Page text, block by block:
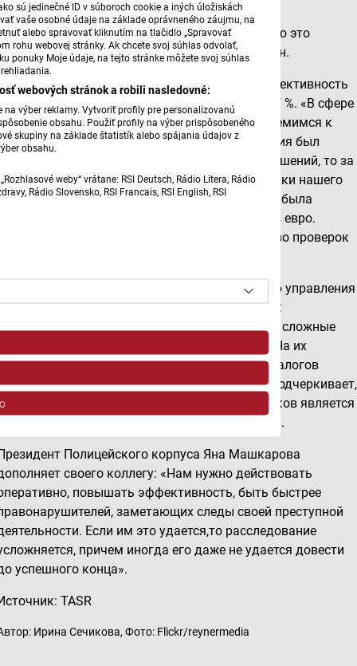
sú jedinečné ID v súboroch cookie a iných úložiskách
vaše osobné údaje na základe oprávneného záujmu, na
alebo spravovať kliknutím na tlačidlo „Spravovať
rohu webovej stránky. Ak chcete svoj súhlas odvolať,
ponuky Moje údaje, na tejto stránke môžete svoj súhlas
webových stránok a robili nasledovné:
výber reklamy. Vytvoriť profily pre personalizovanú
obsahu. Použiť profily na výber prispôsobeného
skupiny na základe štatistík alebo spájania údajov z
obsahu.
weby“ vrátane: RSI Deutsch, Rádio Litera, Rádio
Rádio Slovensko, RSI Francais, RSI English, RSI
z rôznych zdrojov
экспертных групп: «Мы повышаем
обмена информацией, особенно это
своевременного обмена», - добавил он.
Финуправления также сообщил, что эффективность
налоговых проверок за 2026 год составляет 87 %. «В сфере
этот показатель превышает 92 %. Мы стремимся к
чтобы дальнейший процесс расследования был
успешным. Что касается уже выявленных нарушений, то за
четыре месяца текущего года сотрудники нашего
провели 59 проверок, в результате была
обнаружена недостача в объеме 54 миллионов евро.
Необходимо также подчеркнуть, что количество проверок
На сегодняшний день сотрудники Финансового управления
около 30 физических лиц, граждан СР,
от уплаты налогов и создавших сложные
схемы в области налогового мошенничества. На их
счету находится невыплаченных налогов
на 80 миллионов евро. Йозеф Кисс подчеркивает,
именно выявление злостных неплательщиков является
главной задачей программы «Налоговый щит».
Полицейского корпуса Яна Машкарова
своего коллегу: «Нам нужно действовать
повышать эффективность, быть быстрее
заметающих следы своей преступной
Если им это удается,то расследование
причем иногда его даже не удается довести
успешного конца».
TASR
Ирина Сечикова, Фото: Flickr/reynermedia